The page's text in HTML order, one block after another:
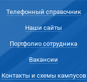
Телефонный справочник
Наши сайты
Портфолио сотрудника
Вакансии
Контакты и схемы кампусов